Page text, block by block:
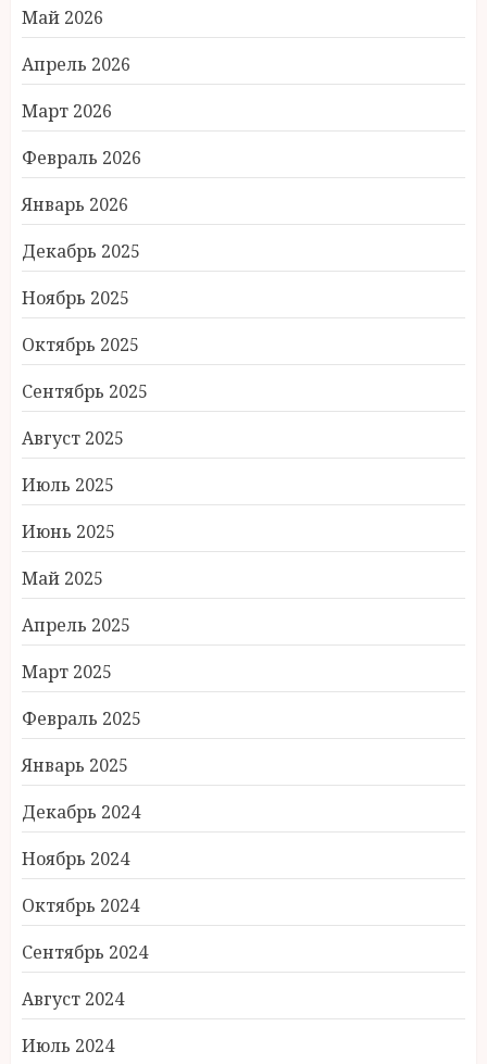
Май 2026
Апрель 2026
Март 2026
Февраль 2026
Январь 2026
Декабрь 2025
Ноябрь 2025
Октябрь 2025
Сентябрь 2025
Август 2025
Июль 2025
Июнь 2025
Май 2025
Апрель 2025
Март 2025
Февраль 2025
Январь 2025
Декабрь 2024
Ноябрь 2024
Октябрь 2024
Сентябрь 2024
Август 2024
Июль 2024